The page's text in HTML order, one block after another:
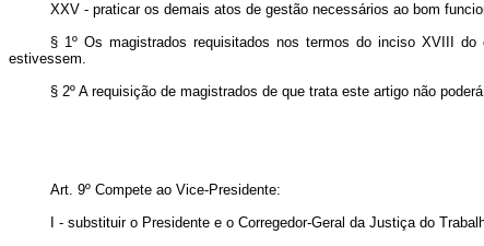
XXV - praticar os demais atos de gestão necessários ao bom
§ 1º Os magistrados requisitados nos termos do inciso XVIII do
estivessem.
§ 2º A requisição de magistrados de que trata este artigo não
Art. 9º Compete ao Vice-Presidente:
I - substituir o Presidente e o Corregedor-Geral da Justiça do